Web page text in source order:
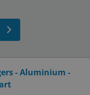
- Aluminium -